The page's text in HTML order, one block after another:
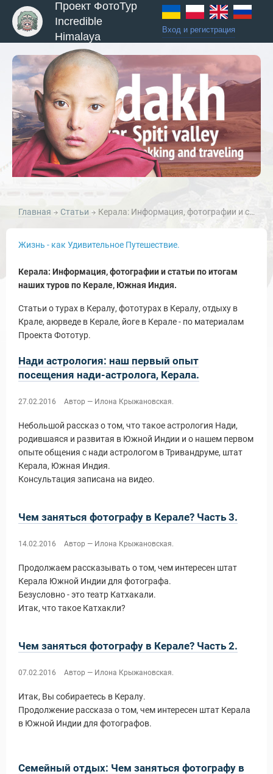
и Туры
Проект ФотоТур
Incredible
Himalaya
Вход и регистрация
Главная Статьи Керала: Информация, фотографии и статьи по итогам наших туров по Керале, Южная Индия.
Жизнь - как Удивительное Путешествие.
Керала: Информация, фотографии и статьи по итогам
наших туров по Керале, Южная Индия.
Статьи о турах в Кералу, фототурах в Кералу, отдыху в
Крале, аюрведе в Керале, йоге в Керале - по материалам
Проекта Фототур.
Нади астрология: наш первый опыт
посещения нади-астролога, Керала.
27.02.2016 Автор — Илона Крыжановская.
Небольшой рассказ о том, что такое астрология Нади,
родившаяся и развитая в Южной Индии и о нашем первом
опыте общения с нади астрологом в Тривандруме, штат
Керала, Южная Индия.
Консультация записана на видео.
Чем заняться фотографу в Керале? Часть 3.
14.02.2016 Автор — Илона Крыжановская.
Продолжаем рассказывать о том, чем интересен штат
Керала Южной Индии для фотографа.
Безусловно - это театр Катхакали.
Итак, что такое Катхакли?
Чем заняться фотографу в Керале? Часть 2.
07.02.2016 Автор — Илона Крыжановская.
Итак, Вы собираетесь в Кералу.
Продолжение рассказа о том, чем интересен штат Керала
в Южной Индии для фотографов.
Семейный отдых: Чем заняться фотографу в